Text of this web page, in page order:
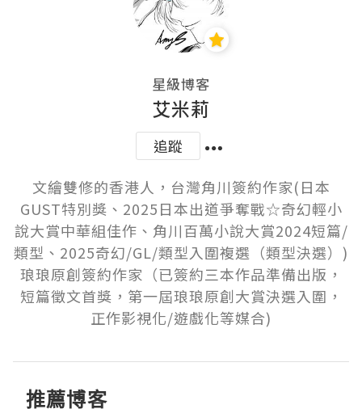
星級博客
艾米莉
追蹤
文繪雙修的香港人，台灣角川簽約作家(日本
GUST特別獎、2025日本出道爭奪戰☆奇幻輕小
說大賞中華組佳作、角川百萬小說大賞2024短篇/
類型、2025奇幻/GL/類型入圍複選（類型決選）)
琅琅原創簽約作家（已簽約三本作品準備出版，
短篇徵文首獎，第一屆琅琅原創大賞決選入圍，
正作影視化/遊戲化等媒合)
推薦博客